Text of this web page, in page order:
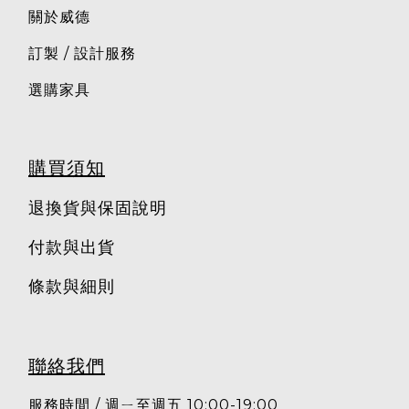
關於威德
訂製 / 設計服務
選購家具
購買須知
退換貨與保固說明
付款與出貨
條款與細則
聯絡我們
服務時間 / 週ㄧ至週五 10:00-19:00